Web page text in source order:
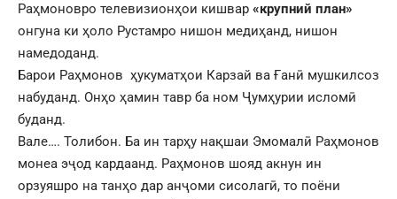
Раҳмоновро телевизионҳои кишвар «крупний план»
онгуна ки ҳоло Рустамро нишон медиҳанд, нишон
намедоданд.
Барои Раҳмонов ҳукуматҳои Карзай ва Ғанӣ мушкилсоз
набуданд. Онҳо ҳамин тавр ба ном Ҷумҳурии исломӣ
буданд.
Вале…. Толибон. Ба ин тарҳу нақшаи Эмомалӣ Раҳмонов
монеа эҷод кардаанд. Раҳмонов шояд акнун ин
орзуяшро на танҳо дар анҷоми сисолагӣ, то поёни